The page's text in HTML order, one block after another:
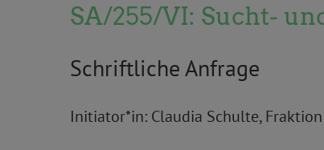
SA/255/VI: Sucht-
Schriftliche Anfrage
Initiator*in: Claudia Schulte,